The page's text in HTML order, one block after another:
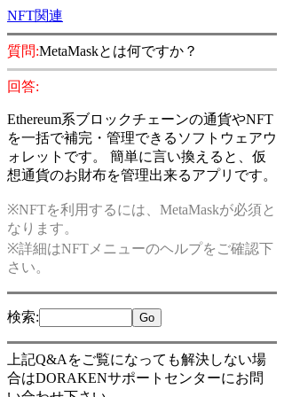
NFT関連
質問:MetaMaskとは何ですか？
回答:
Ethereum系ブロックチェーンの通貨やNFT
を一括で補完・管理できるソフトウェアウ
ォレットです。 簡単に言い換えると、仮
想通貨のお財布を管理出来るアプリです。
※NFTを利用するには、MetaMaskが必須と
なります。
※詳細はNFTメニューのヘルプをご確認下
さい。
検索:
上記Q&Aをご覧になっても解決しない場
合はDORAKENサポートセンターにお問